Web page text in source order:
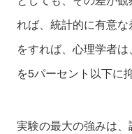
れば、統計的に有意
をすれば、心理学者
を5パーセント以下に
実験の最大の強みは